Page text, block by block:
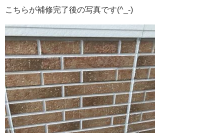
こちらが補修完了後の写真です(^_-)